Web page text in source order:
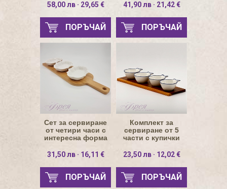
58,00 лв · 29,65 €
ПОРЪЧАЙ
41,90 лв · 21,42 €
ПОРЪЧАЙ
Сет за сервиране
от четири часи с
интересна форма
31,50 лв · 16,11 €
ПОРЪЧАЙ
Комплект за
сервиране от 5
части с купички
23,50 лв · 12,02 €
ПОРЪЧАЙ